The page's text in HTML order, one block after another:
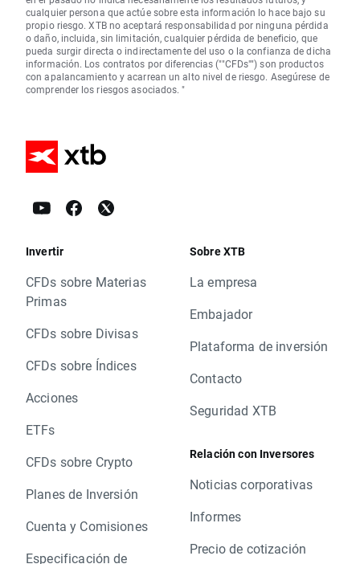
cualquier persona que actúe sobre esta información lo hace bajo su
propio riesgo. XTB no aceptará responsabilidad por ninguna pérdida
o daño, incluida, sin limitación, cualquier pérdida de beneficio, que
pueda surgir directa o indirectamente del uso o la confianza de dicha
información. Los contratos por diferencias (""CFDs"") son productos
con apalancamiento y acarrean un alto nivel de riesgo. Asegúrese de
comprender los riesgos asociados. "
Invertir
CFDs sobre Materias
Primas
CFDs sobre Divisas
CFDs sobre Índices
Acciones
ETFs
CFDs sobre Crypto
Planes de Inversión
Cuenta y Comisiones
Especificación de
Sobre XTB
La empresa
Embajador
Plataforma de inversión
Contacto
Seguridad XTB
Relación con Inversores
Noticias corporativas
Informes
Precio de cotización